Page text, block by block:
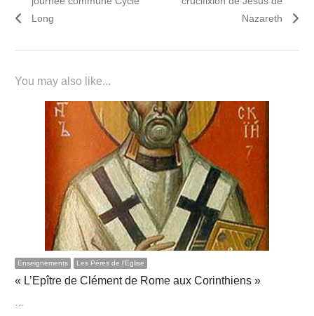
l’article
Long
Nazareth
You may also like...
Enseignements Les Pères de l'Eglise
« L’Epître de Clément de Rome aux Corinthiens »